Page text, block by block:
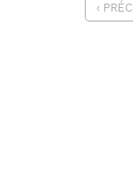
‹ PRÉC